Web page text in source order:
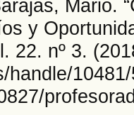
Mario.
y
22. nº 3.
handle/